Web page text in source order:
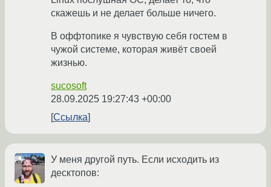
скажешь и не делает больше ничего.
В оффтопике я чувствую себя гостем в
чужой системе, которая живёт своей
жизнью.
sucosoft
28.09.2025 19:27:43 +00:00
Ссылка
У меня другой путь. Если исходить из
десктопов: